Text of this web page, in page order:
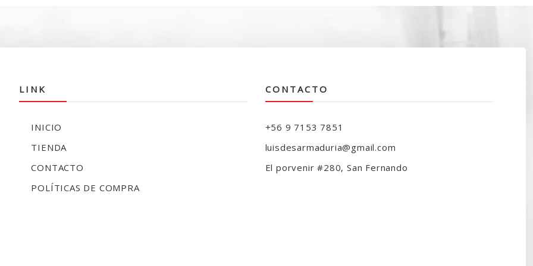
LINK
INICIO
TIENDA
CONTACTO
POLÍTICAS DE COMPRA
CONTACTO
+56 9 7153 7851
luisdesarmaduria@gmail.com
El porvenir #280, San Fernando